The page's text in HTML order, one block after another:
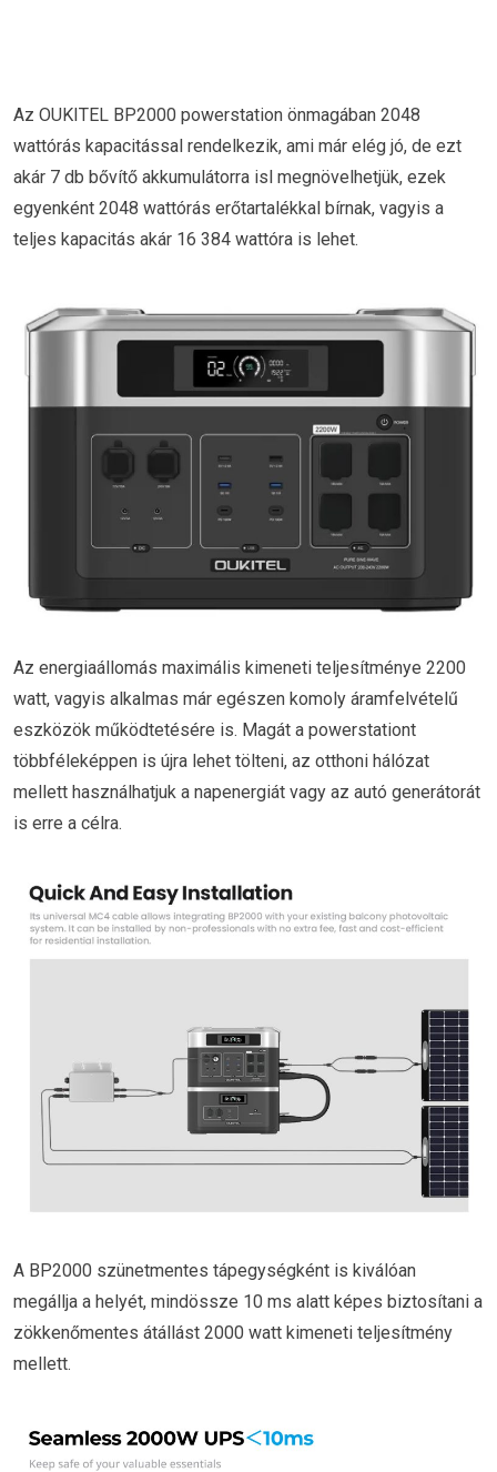
Az OUKITEL BP2000 powerstation önmagában 2048
wattórás kapacitással rendelkezik, ami már elég jó, de ezt
akár 7 db bővítő akkumulátorra isl megnövelhetjük, ezek
egyenként 2048 wattórás erőtartalékkal bírnak, vagyis a
teljes kapacitás akár 16 384 wattóra is lehet.
Az energiaállomás maximális kimeneti teljesítménye 2200
watt, vagyis alkalmas már egészen komoly áramfelvételű
eszközök működtetésére is. Magát a powerstationt
többféleképpen is újra lehet tölteni, az otthoni hálózat
mellett használhatjuk a napenergiát vagy az autó generátorát
is erre a célra.
A BP2000 szünetmentes tápegységként is kiválóan
megállja a helyét, mindössze 10 ms alatt képes biztosítani a
zökkenőmentes átállást 2000 watt kimeneti teljesítmény
mellett.